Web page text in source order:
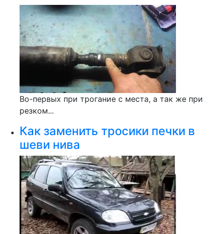
Во-первых при трогание с места, а так же при
резком...
Как заменить тросики печки в
шеви нива